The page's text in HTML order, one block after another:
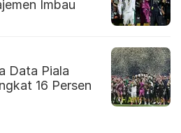
Imbau
Data Piala
16 Persen